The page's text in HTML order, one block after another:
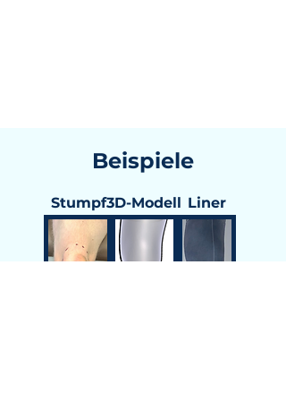
Beispiele
Stumpf3D-Modell Liner